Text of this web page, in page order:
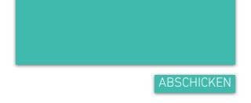
ABSCHICKEN